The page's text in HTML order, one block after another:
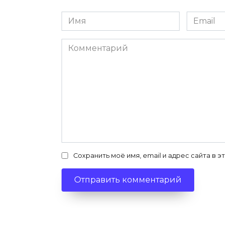
Имя
*
Email
*
Комментарий
Сохранить моё имя, email и адрес сайта в